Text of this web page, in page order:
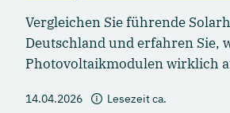
Vergleichen Sie führende
Deutschland und erfahren Sie,
Photovoltaikmodulen wirklich
14.04.2026 Lesezeit ca.